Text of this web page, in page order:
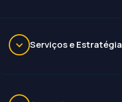
Serviços e Estratégia